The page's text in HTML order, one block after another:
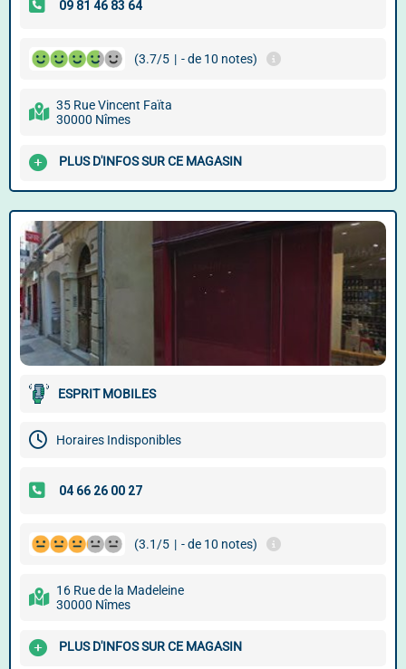
(3.7/5 | - de 10 notes)
35 Rue Vincent Faïta
30000 Nîmes
PLUS D'INFOS SUR CE MAGASIN
ESPRIT MOBILES
Horaires Indisponibles
(3.1/5 | - de 10 notes)
16 Rue de la Madeleine
30000 Nîmes
PLUS D'INFOS SUR CE MAGASIN